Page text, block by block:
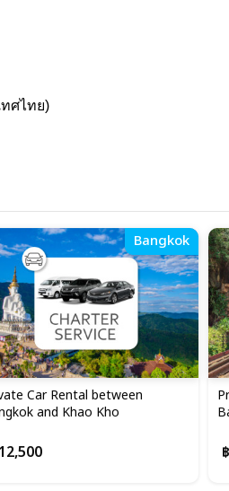
ศไทย)
Bangkok
Car Rental between
and Khao Kho